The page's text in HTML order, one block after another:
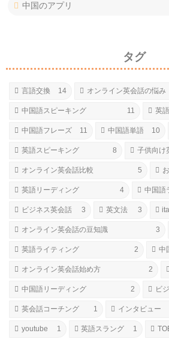
中国のアプリ
タグ
言語交換 14 オンライン英会話の悩み
中国語スピーキング 11 英
中国語フレーズ 11 中国語単語 10
英語スピーキング 8 子供向け
オンライン英会話比較 5
英語リーディング 4 中国語
ビジネス英会話 3 英文法 3
オンライン英会話の豆知識 3
英語ライティング 2 中
オンライン英会話始め方 2
中国語リーディング 2 ビ
英会話コーチング 1 インタビュー
youtube 1 英語スラング 1